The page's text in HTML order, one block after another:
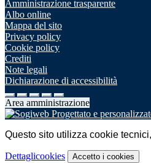
Amministrazione trasparente
Albo online
Mappa del sito
Privacy policy
Cookie policy
Crediti
Note legali
Dichiarazione di accessibilità
Area amministrazione
Questo sito utilizza cookie
Dettaglicookies Accetto i cookies